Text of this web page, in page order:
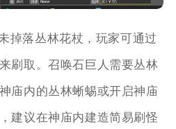
掉落丛林花杖，玩家可通过
刷取。召唤石巨人需要丛林
庙内的丛林蜥蜴或开启神庙
建议在神庙内建造简易刷怪